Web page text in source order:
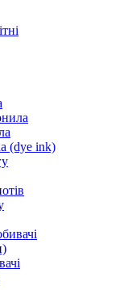
(dye ink)